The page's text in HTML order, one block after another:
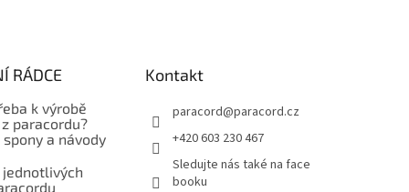
RÁDCE
k výrobě
paracordu?
a návody
Kontakt
paracord@paracord.cz
+420 603 230 467
Sledujte nás také na face
booku